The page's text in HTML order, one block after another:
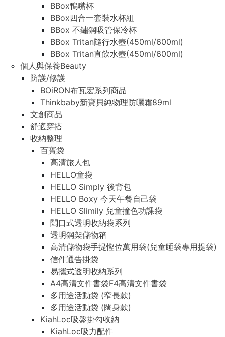
BBox鴨嘴杯
BBox四合一套裝水杯組
BBox 不鏽鋼吸管保冷杯
BBox Tritan隨行水壺(450ml/600ml)
BBox Tritan直飲水壺(450ml/600ml)
個人與保養Beauty
防護/修護
BOiRON布瓦宏系列商品
Thinkbaby新寶貝純物理防曬霜89ml
文創商品
舒適穿搭
收納整理
百寶袋
高清旅人包
HELLO童袋
HELLO Simply 後背包
HELLO Boxy 今天午餐自己袋
HELLO Slimily 兒童撞色功課袋
闊口式透明收納袋系列
透明鋼架儲物箱
高清儲物袋手提慳位萬用袋(兒童睡袋專用提袋)
信件通告掛袋
易攜式透明收納系列
A4高清文件書袋F4高清文件書袋
多用途活動袋 (窄長款)
多用途活動袋 (闊身款)
KiahLoc吸盤掛勾收納
KiahLoc吸力配件